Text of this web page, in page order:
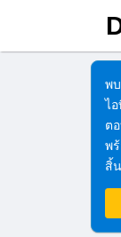
พ
ไ
ต
พ
สิ้